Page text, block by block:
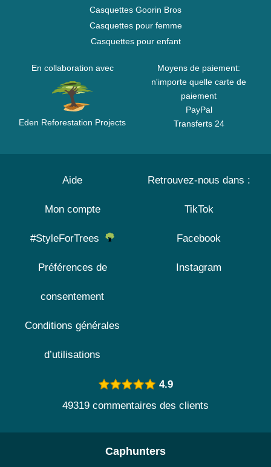
Casquettes Goorin Bros
Casquettes pour femme
Casquettes pour enfant
En collaboration avec
Eden Reforestation Projects
Moyens de paiement:
n'importe quelle carte de
paiement
PayPal
Transferts 24
Aide
Mon compte
#StyleForTrees
Préférences de
consentement
Conditions générales
d’utilisations
Retrouvez-nous dans :
TikTok
Facebook
Instagram
4.9
49319 commentaires des clients
Caphunters